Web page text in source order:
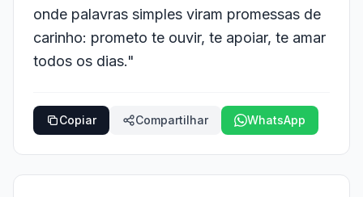
onde palavras simples viram promessas de
carinho: prometo te ouvir, te apoiar, te amar
todos os dias."
Copiar Compartilhar WhatsApp